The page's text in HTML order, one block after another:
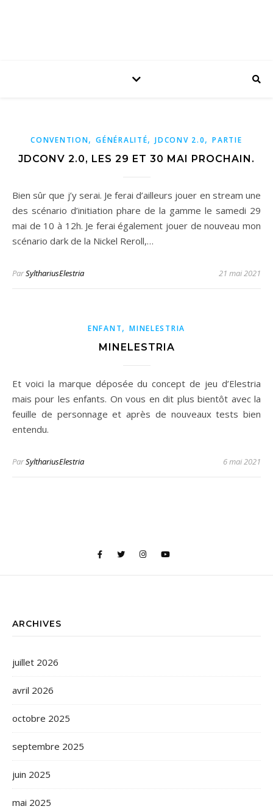
CONVENTION,GÉNÉRALITÉ,JDCONV 2.0,PARTIE
JDCONV 2.0, LES 29 ET 30 MAI PROCHAIN.
Bien sûr que j’y serai. Je ferai d’ailleurs jouer en stream une
des scénario d’initiation phare de la gamme le samedi 29
mai de 10 à 12h. Je ferai également jouer de nouveau mon
scénario dark de la Nickel Reroll,…
ParSylthariusElestria 21 mai 2021
ENFANT,MINELESTRIA
MINELESTRIA
Et voici la marque déposée du concept de jeu d’Elestria
mais pour les enfants. On vous en dit plus bientôt avec la
feuille de personnage et après de nouveaux tests bien
entendu.
ParSylthariusElestria 6 mai 2021
ARCHIVES
juillet 2026
avril 2026
octobre 2025
septembre 2025
juin 2025
mai 2025